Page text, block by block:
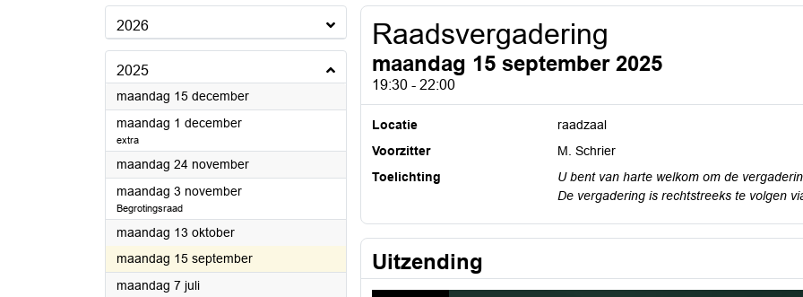
2026
2025
maandag 15 december2025
maandag 1 december2025
extra
maandag 24 november2025
maandag 3 november2025
Begrotingsraad
maandag 13 oktober2025
maandag 15 september2025
maandag 7 juli2025
Raadsvergadering
maandag 15 september 2025
19:30 - 22:00
Locatie
raadzaal
Voorzitter
M. Schrier
Toelichting
U bent van harte welkom om de
De vergadering is rechtstreeks te volgen
Uitzending